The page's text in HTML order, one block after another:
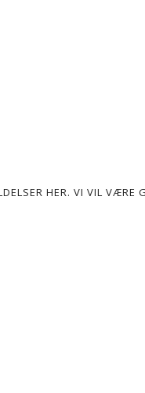
HER. VI VIL VÆRE